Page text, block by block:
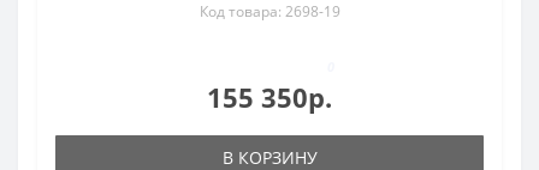
Код товара: 2698-19
155 350р.
В КОРЗИНУ